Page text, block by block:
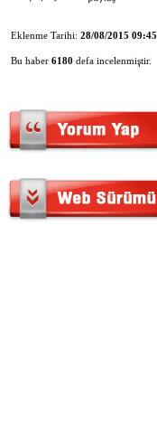
Eklenme Tarihi: 28/08/2015 09:45
Bu haber 6180 defa incelenmiştir.